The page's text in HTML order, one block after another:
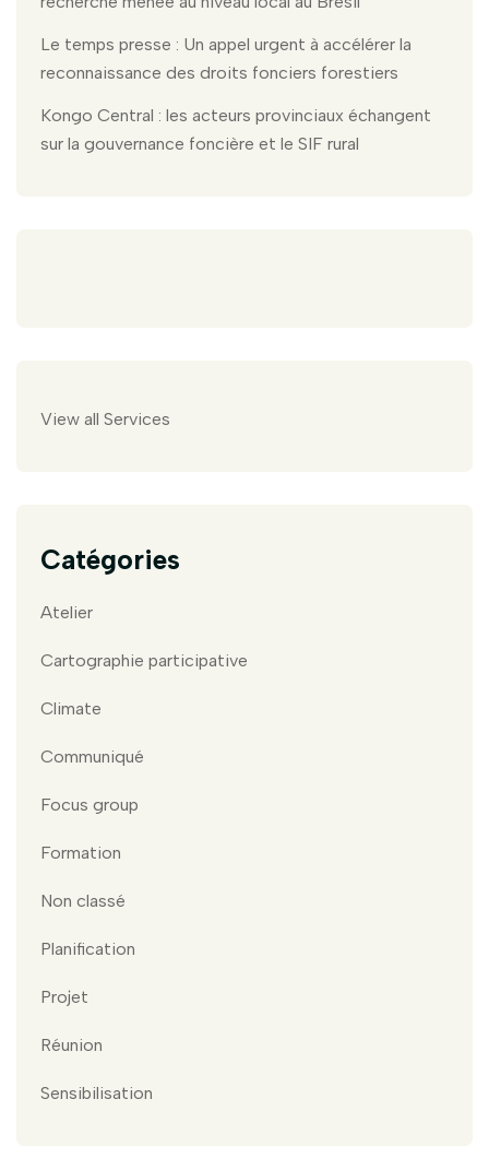
Le temps presse : Un appel urgent à accélérer la
reconnaissance des droits fonciers forestiers
Kongo Central : les acteurs provinciaux échangent
sur la gouvernance foncière et le SIF rural
View all Services
Catégories
Atelier
Cartographie participative
Climate
Communiqué
Focus group
Formation
Non classé
Planification
Projet
Réunion
Sensibilisation